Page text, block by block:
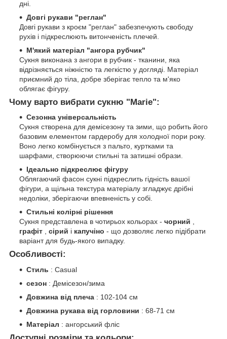
дні.
Довгі рукави "реглан"
Довгі рукави з кроєм "реглан" забезпечують свободу
рухів і підкреслюють витонченість плечей.
М'який матеріал "ангора рубчик"
Сукня виконана з ангори в рубчик - тканини, яка
відрізняється ніжністю та легкістю у догляді. Матеріал
приємний до тіла, добре зберігає тепло та м'яко
облягає фігуру.
Чому варто вибрати сукню "Marie":
Сезонна універсальність
Сукня створена для демісезону та зими, що робить його
базовим елементом гардеробу для холодної пори року.
Воно легко комбінується з пальто, куртками та
шарфами, створюючи стильні та затишні образи.
Ідеально підкреслює фігуру
Облягаючий фасон сукні підкреслить гідність вашої
фігури, а щільна текстура матеріалу згладжує дрібні
недоліки, зберігаючи впевненість у собі.
Стильні колірні рішення
Сукня представлена ​​в чотирьох кольорах - чорний ,
графіт , сірий і капучіно - що дозволяє легко підібрати
варіант для будь-якого випадку.
Особливості:
Стиль : Casual
сезон : Демісезон/зима
Довжина від плеча : 102-104 см
Довжина рукава від горловини : 68-71 см
Матеріал : ангорський фліс